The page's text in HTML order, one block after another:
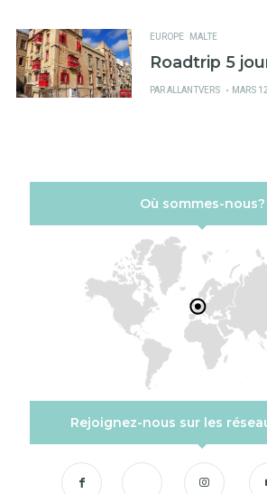
EUROPE MALTE
Roadtrip 5
PARALLANTVERS
PUBLIÉ
MARS
Où sommes-nous?
Rejoignez-nous sur les